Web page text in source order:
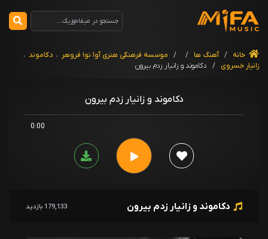
خانه / آهنگ ها /
/ موسسه فرهنگی هنری آوا نوا فروهر ، دکاموند ،
زانیار خسروی
/ دکاموند و زانیار زدم بیرون
دکاموند و زانیار زدم بیرون
0:00
دکاموند و زانیار زدم بیرون 179,133 بازدید